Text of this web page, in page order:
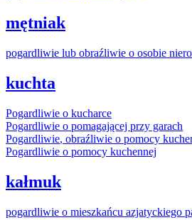
mętniak
pogardliwie lub obraźliwie o osobie
kuchta
Pogardliwie o kucharce
Pogardliwie o pomagającej przy garach
Pogardliwie, obraźliwie o pomocy
Pogardliwie o pomocy kuchennej
kałmuk
pogardliwie o mieszkańcu azjatyckiego